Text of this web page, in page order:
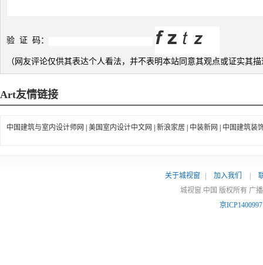
验 证 码：
（网友评论仅供其表达个人看法，并不表明本站同意其观点或证实其
Art友情链接
中国建筑与室内设计师网 美国室内设计中文网 新浪家居 中装新网 中国建筑装
关于城视窗 加入我们
城视窗.中国 版权所有 广
京